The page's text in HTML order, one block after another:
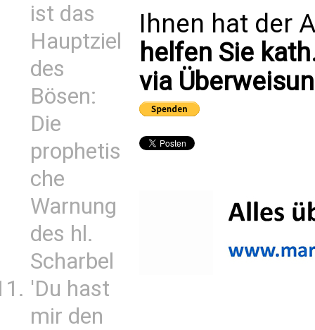
ist das
Hauptziel
des
Bösen:
Die
prophetis
che
Warnung
des hl.
Scharbel
'Du hast
mir den
Ihnen hat der
helfen Sie
via